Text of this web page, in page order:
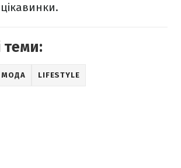
цікавинки.
теми:
МОДА LIFESTYLE